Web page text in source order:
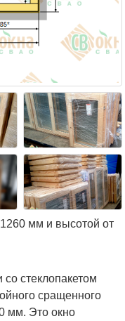
мм и высотой от
стеклопакетом
сращенного
мм. Это окно